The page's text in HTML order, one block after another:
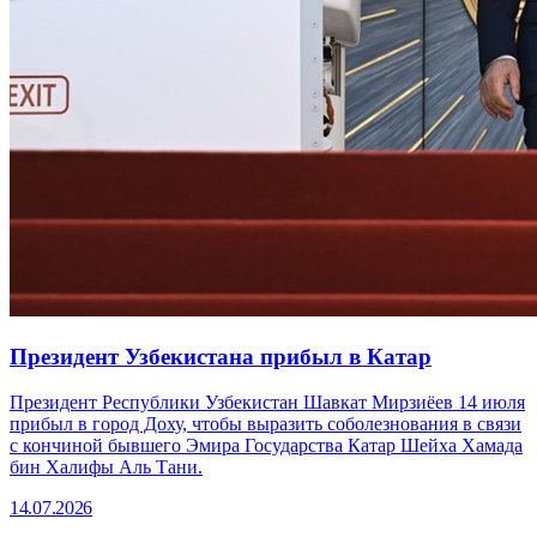
Президент Узбекистана прибыл в Катар
Президент Республики Узбекистан Шавкат Мирзиёев 14 июля
прибыл в город Доху, чтобы выразить соболезнования в связи
с кончиной бывшего Эмира Государства Катар Шейха Хамада
бин Халифы Аль Тани.
14.07.2026